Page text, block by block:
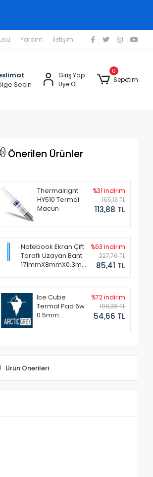
Yardım İletişim
Seçin
Giriş Yap
Üye Ol
0
Sepetim
Önerilen Ürünler
Thermalright
HY510 Termal
Macun
%31 indirim
165,13 TL
113,88 TL
Notebook Ekran Çift
Taraflı Uzayan Bant
171mmX8mmX0.3mm
%63 indirim
227,76 TL
85,41 TL
Ice Cube
Termal Pad 6w
0.5mm
%72 indirim
198,38 TL
54,66 TL
Ürün Önerileri